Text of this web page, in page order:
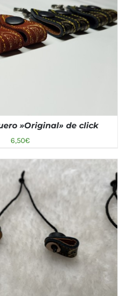
DETALLES
CARRITO /
»Original» de click
6,50€